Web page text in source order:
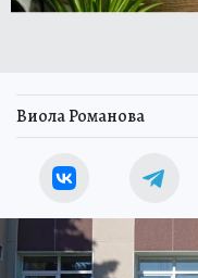
Виола Романова